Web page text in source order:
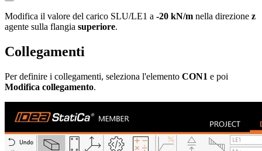
Modifica il valore del carico SLU/LE1 a -20 kN/m nella direzione z
agente sulla flangia superiore.
Collegamenti
Per definire i collegamenti, seleziona l'elemento CON1 e poi
Modifica collegamento.